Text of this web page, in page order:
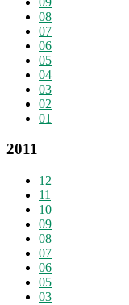
08
07
06
05
04
03
02
01
2011
12
11
10
09
08
07
06
05
03